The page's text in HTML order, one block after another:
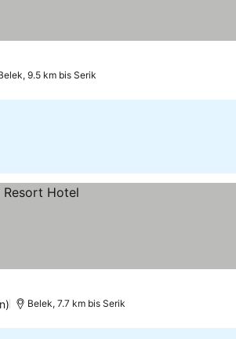
9.5 km bis Serik
Belek, 7.7 km bis Serik